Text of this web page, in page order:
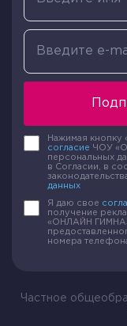
Нажимая кнопку
согласие ЧОУ
персональных
в Согласии, в
данных
Я даю свое
получение
«ОНЛАЙН
номера
Частное